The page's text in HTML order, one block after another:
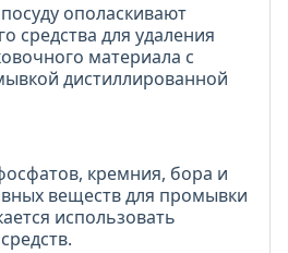
ополаскивают
средства для удаления
материала с
дистиллированной
кремния, бора и
веществ для промывки
использовать